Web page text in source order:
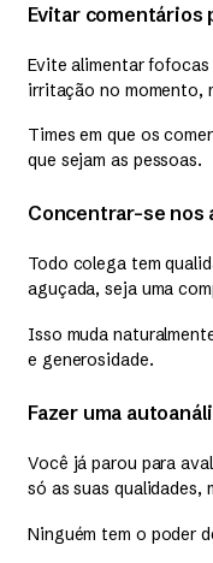
Evitar comentários
Evite alimentar
irritação no momento,
Times em que os
que sejam as pessoas.
Concentrar-se nos
Todo colega tem
aguçada, seja uma
Isso muda
e generosidade.
Fazer uma
Você já parou para
só as suas qualidades,
Ninguém tem o poder